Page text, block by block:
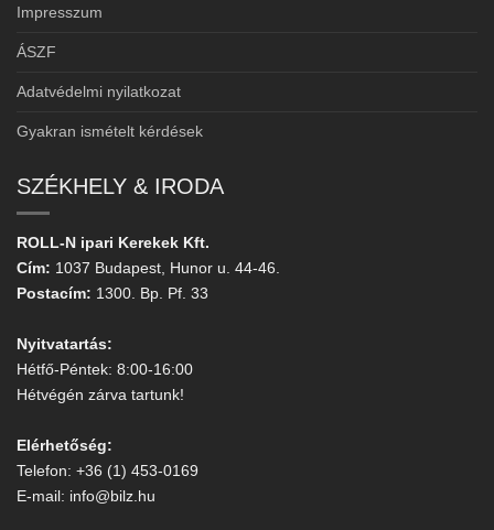
Impresszum
ÁSZF
Adatvédelmi nyilatkozat
Gyakran ismételt kérdések
SZÉKHELY & IRODA
ROLL-N ipari Kerekek Kft.
Cím: 1037 Budapest, Hunor u. 44-46.
Postacím: 1300. Bp. Pf. 33
Nyitvatartás:
Hétfő-Péntek: 8:00-16:00
Hétvégén zárva tartunk!
Elérhetőség:
Telefon: +36 (1) 453-0169
E-mail: info@bilz.hu